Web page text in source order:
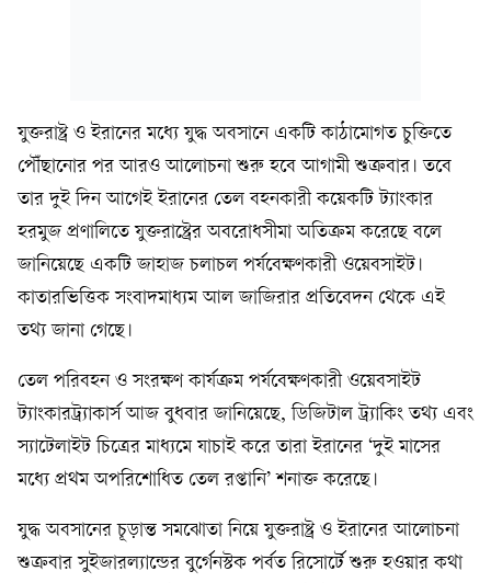
যুক্তরাষ্ট্র ও ইরানের মধ্যে যুদ্ধ অবসানে একটি কাঠামোগত চুক্তিতে
পৌঁছানোর পর আরও আলোচনা শুরু হবে আগামী শুক্রবার। তবে
তার দুই দিন আগেই ইরানের তেল বহনকারী কয়েকটি ট্যাংকার
হরমুজ প্রণালিতে যুক্তরাষ্ট্রের অবরোধসীমা অতিক্রম করেছে বলে
জানিয়েছে একটি জাহাজ চলাচল পর্যবেক্ষণকারী ওয়েবসাইট।
কাতারভিত্তিক সংবাদমাধ্যম আল জাজিরার প্রতিবেদন থেকে এই
তথ্য জানা গেছে।
তেল পরিবহন ও সংরক্ষণ কার্যক্রম পর্যবেক্ষণকারী ওয়েবসাইট
ট্যাংকারট্র্যাকার্স আজ বুধবার জানিয়েছে, ডিজিটাল ট্র্যাকিং তথ্য এবং
স্যাটেলাইট চিত্রের মাধ্যমে যাচাই করে তারা ইরানের ‘দুই মাসের
মধ্যে প্রথম অপরিশোধিত তেল রপ্তানি’ শনাক্ত করেছে।
যুদ্ধ অবসানের চূড়ান্ত সমঝোতা নিয়ে যুক্তরাষ্ট্র ও ইরানের আলোচনা
শুক্রবার সুইজারল্যান্ডের বুর্গেনস্টক পর্বত রিসোর্টে শুরু হওয়ার কথা